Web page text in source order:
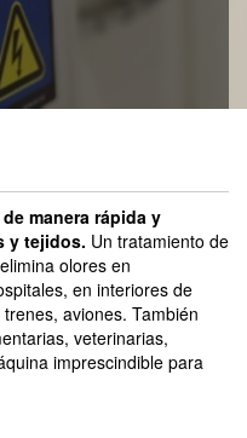
manera rápida y
y tejidos. Un tratamiento de
olores en
en interiores de
aviones. También
veterinarias,
imprescindible para